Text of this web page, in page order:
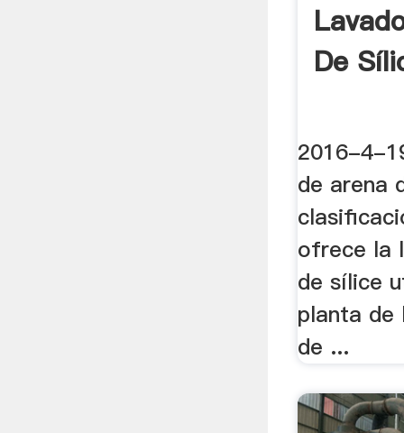
De
2016-4-
de arena
ofrece la
de sílice
planta de
de ...